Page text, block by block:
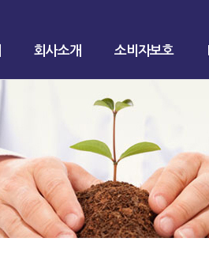
회사소개 소비자보호